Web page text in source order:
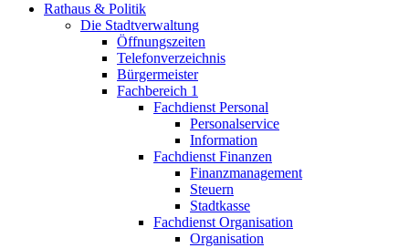
Rathaus & Politik
Die Stadtverwaltung
Öffnungszeiten
Telefonverzeichnis
Bürgermeister
Fachbereich 1
Fachdienst Personal
Personalservice
Information
Fachdienst Finanzen
Finanzmanagement
Steuern
Stadtkasse
Fachdienst Organisation
Organisation